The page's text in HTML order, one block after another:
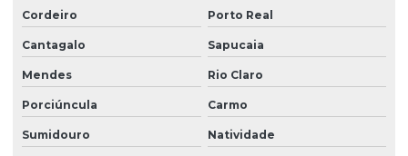
Motor elétrico de 1/4 cv
Motor elétrico 1/4 cv monofásico
Motor elétrico alta eficiência
Motor elétrico de indução
Motor elétrico de meio cavalo
Cordeiro Porto Real
Cantagalo Sapucaia
Mendes Rio Claro
Porciúncula Carmo
Sumidouro Natividade